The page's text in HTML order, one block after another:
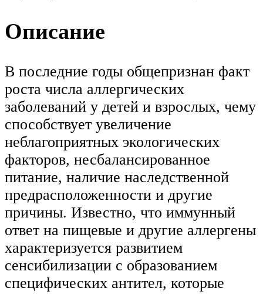
Описание
В последние годы общепризнан факт
роста числа аллергических
заболеваний у детей и взрослых, чему
способствует увеличение
неблагоприятных экологических
факторов, несбалансированное
питание, наличие наследственной
предрасположенности и другие
причины. Известно, что иммунный
ответ на пищевые и другие аллергены
характеризуется развитием
сенсибилизации с образованием
специфических антител, которые